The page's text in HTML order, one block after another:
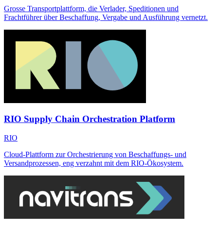
Grosse Transportplattform, die Verlader, Speditionen und
Frachtführer über Beschaffung, Vergabe und Ausführung vernetzt.
RIO Supply Chain Orchestration Platform
RIO
Cloud-Plattform zur Orchestrierung von Beschaffungs- und
Versandprozessen, eng verzahnt mit dem RIO-Ökosystem.